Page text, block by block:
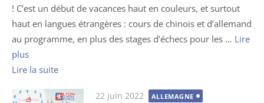
! C’est un début de vacances haut en couleurs, et surtout
haut en langues étrangères : cours de chinois et d’allemand
au programme, en plus des stages d’échecs pour les … Lire
plus
Lire la suite
Publié
22 juin 2022
ALLEMAGNE